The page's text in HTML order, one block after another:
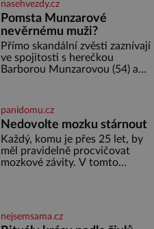
lžičku. Sama o sobě se může
zdát bezvýznamná. Teprve když
se spojí s dalšími desítkami tisíc
příslušnic svého včelstva,
vznikne jeden z
nejdokonalejších organismů
nasehvezdy.cz
Pomsta Munzarové
nevěrnému muži?
Přímo skandální zvěsti zaznívají
ve spojitosti s herečkou
Barborou Munzarovou (54) a
viděna s jakýmsi sympaťákem, s
nímž se velmi družně, až d
panidomu.cz
Nedovolte mozku stárnout
Každý, komu je přes 25 let, by
měl pravidelně procvičovat
mozkové závity. V tomto
marně v paměti lovíte název
nejsemsama.cz